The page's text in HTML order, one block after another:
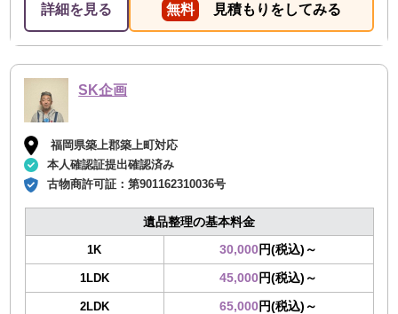
詳細を見る 無料 見積もりをしてみる
SK企画
福岡県築上郡築上町対応
本人確認証提出確認済み
古物商許可証：第901162310036号
遺品整理の基本料金
1K 30,000円(税込)～
1LDK 45,000円(税込)～
2LDK 65,000円(税込)～